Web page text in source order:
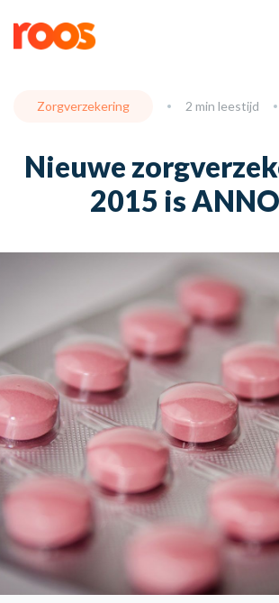
Zorgverzekering 2 min leestijd
Nieuwe
2015 is